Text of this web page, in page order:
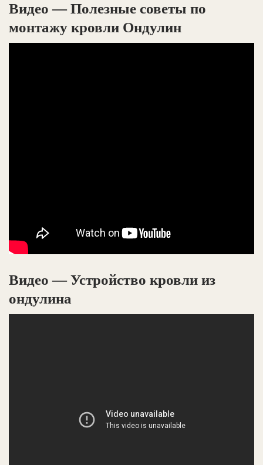
Видео — Полезные советы по
монтажу кровли Ондулин
Видео — Устройство кровли из
ондулина